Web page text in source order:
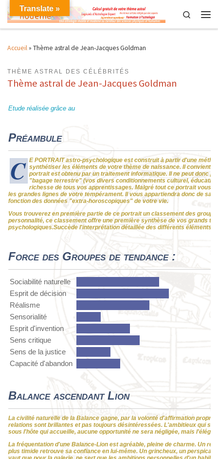
Skip to content
Search
Accueil» Thème astral de Jean-Jacques Goldman
THÈME ASTRAL DES CÉLÉBRITÉS
Thème astral de Jean-Jacques Goldman
Translate »